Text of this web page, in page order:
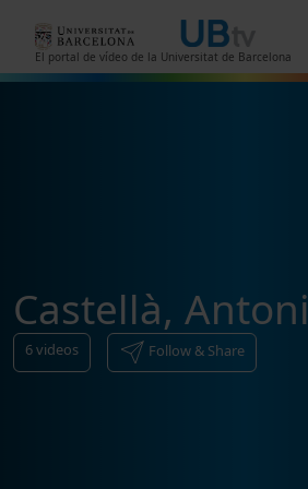
El portal de vídeo de la Universitat de Barcelona
Castellà, Antoni
6videos Follow & Share